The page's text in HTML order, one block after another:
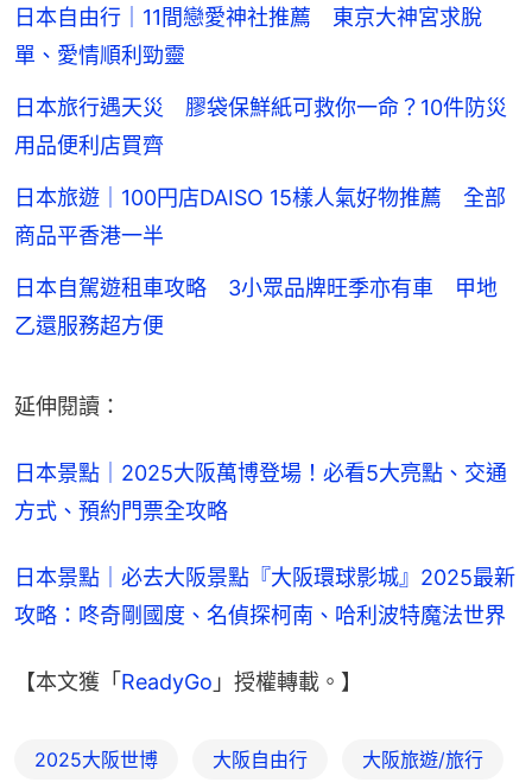
日本自由行｜11間戀愛神社推薦 東京大神宮求脫
單、愛情順利勁靈
日本旅行遇天災 膠袋保鮮紙可救你一命？10件防災
用品便利店買齊
日本旅遊｜100円店DAISO 15樣人氣好物推薦 全部
商品平香港一半
日本自駕遊租車攻略 3小眾品牌旺季亦有車 甲地
乙還服務超方便
延伸閱讀：
日本景點｜2025大阪萬博登場！必看5大亮點、交通
方式、預約門票全攻略
日本景點｜必去大阪景點『大阪環球影城』2025最新
攻略：咚奇剛國度、名偵探柯南、哈利波特魔法世界
【本文獲「 ReadyGo 」授權轉載。】
2025大阪世博 大阪自由行 大阪旅遊/旅行